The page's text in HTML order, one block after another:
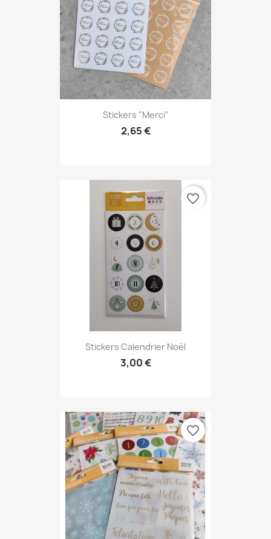
Stickers "Merci"
2,65 €
Stickers Calendrier Noël
3,00 €
favorite_border
favorite_border